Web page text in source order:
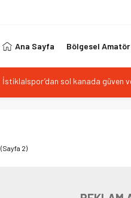
Ana Sayfa Bölgesel Amatör
Paşabahçespor’da sportif
İstanbul Gençlerbirliği hücum
İstiklalspor’dan sol kanada güven
(Sayfa 2)